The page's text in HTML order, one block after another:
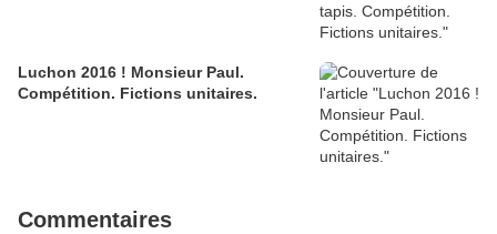
Luchon 2016 ! Monsieur Paul.
Compétition. Fictions unitaires.
Commentaires